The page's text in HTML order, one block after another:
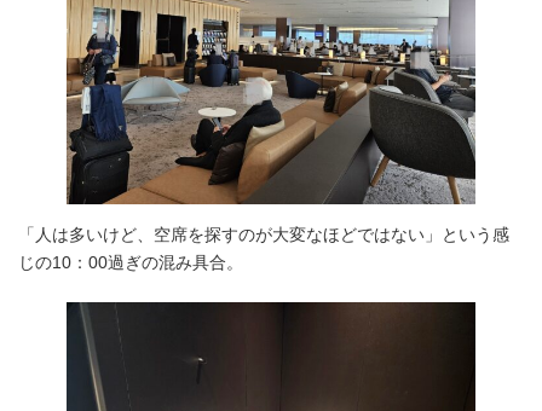
「人は多いけど、空席を探すのが大変なほどではない」という感
じの10：00過ぎの混み具合。